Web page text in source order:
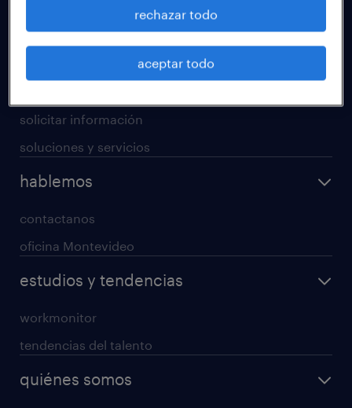
professional
solicitar información
soluciones y servicios
hablemos
contactanos
oficina Montevideo
estudios y tendencias
workmonitor
tendencias del talento
quiénes somos
rechazar todo
aceptar todo